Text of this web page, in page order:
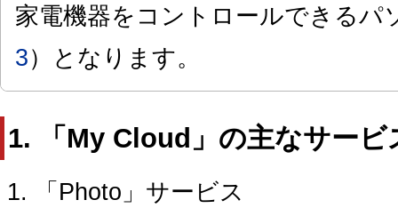
家電機器をコントロールできるパ
3）となります。
1. 「My Cloud」の主なサービ
「Photo」サービス